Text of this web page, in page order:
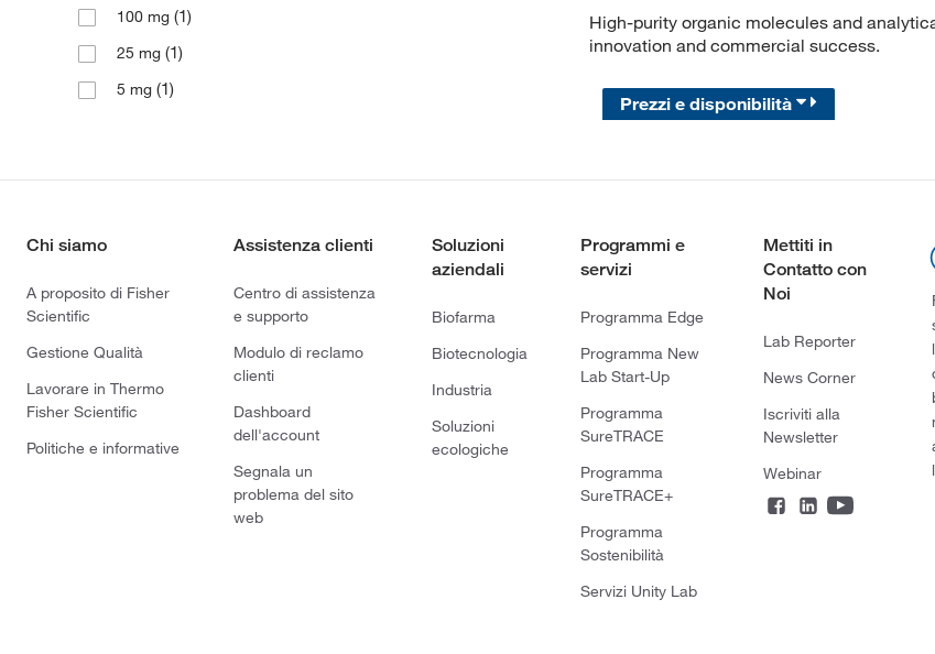
100 mg (1)
25 mg (1)
5 mg (1)
High-purity organic molecules and
innovation and commercial success.
Prezzi e disponibilità
Chi siamo
A proposito di Fisher
Scientific
Gestione Qualità
Lavorare in Thermo
Fisher Scientific
Politiche e informative
Assistenza clienti
Centro di assistenza
e supporto
Modulo di reclamo
clienti
Dashboard
dell'account
Segnala un
problema del sito
web
Soluzioni
aziendali
Biofarma
Biotecnologia
Industria
Soluzioni
ecologiche
Programmi e
servizi
Programma Edge
Programma New
Lab Start-Up
Programma
SureTRACE
Programma
SureTRACE+
Programma
Sostenibilità
Servizi Unity Lab
Mettiti in
Contatto con
Noi
Lab Reporter
News Corner
Iscriviti alla
Newsletter
Webinar